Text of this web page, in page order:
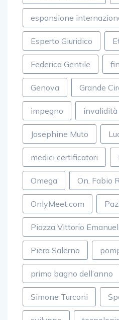
espansione
Esperto Giuridico
Federica Gentile
Genova Grande
impegno invalidità
Josephine Muto
medici certificatori
Omega On. Fabio
OnlyMeet.com
Piazza Vittorio
Piera Salerno
primo bagno dell’anno
Simone Turconi